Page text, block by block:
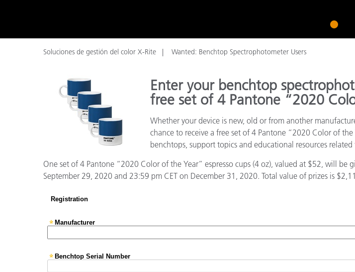
1
Soluciones de gestión del color X-Rite Wanted: Benchtop Spectrophotometer Users
Enter your benchtop
free set of 4 Pantone “2020
Whether your device is new, old or from another
chance to receive a free set of 4 Pantone “2020 Color of
benchtops, support topics and educational resources related
One set of 4 Pantone “2020 Color of the Year” espresso cups (4 oz), valued at $52, will
September 29, 2020 and 23:59 pm CET on December 31, 2020. Total value of prizes is